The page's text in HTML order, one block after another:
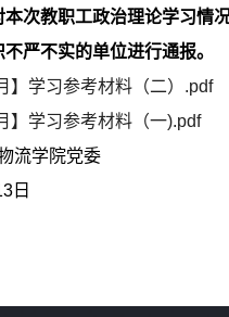
本次教职工政治理论学习情
严不实的单位进行通报。
】学习参考材料（二）.pdf
】学习参考材料（一).pdf
流学院党委
日